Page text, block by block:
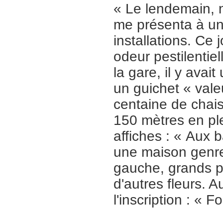
« Le lendemain,
me présenta à
installations. Ce
odeur
la gare, il y avait
un guichet «
centaine de
150 mètres en
affiches : « Aux
une maison
gauche, grands
d'autres fleurs.
l'inscription : «